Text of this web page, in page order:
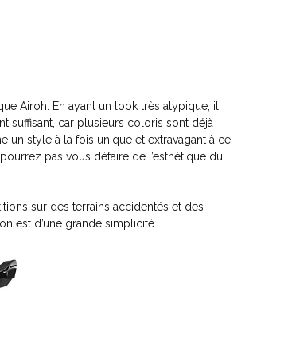
Airoh. En ayant un look très atypique, il
suffisant, car plusieurs coloris sont déjà
un style à la fois unique et extravagant à ce
pas vous défaire de l’esthétique du
sur des terrains accidentés et des
est d’une grande simplicité.